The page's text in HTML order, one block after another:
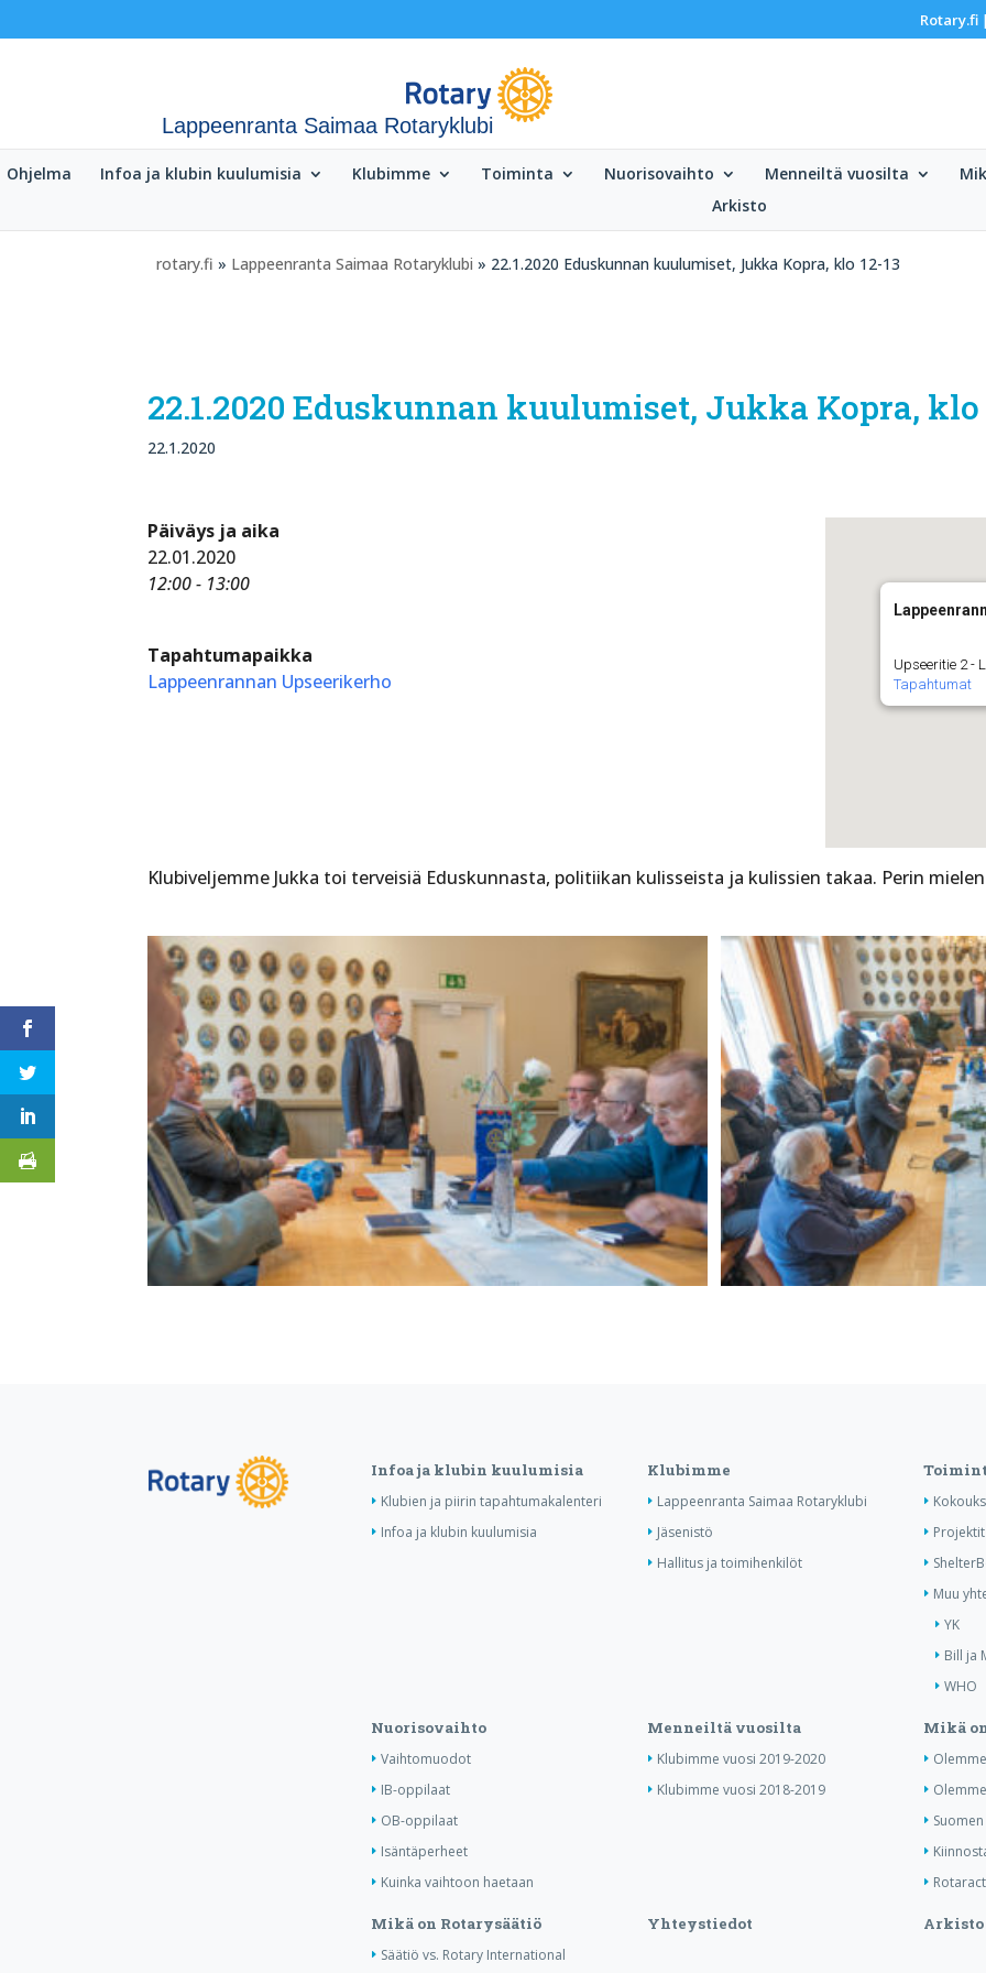
Rotary.fi
Lappeenranta Saimaa Rotaryklubi
Ohjelma Infoa ja klubin kuulumisia Klubimme Toiminta Nuorisovaihto Menneiltä vuosilta
Arkisto
rotary.fi » Lappeenranta Saimaa Rotaryklubi » 22.1.2020 Eduskunnan kuulumiset, Jukka Kopra, klo 12-13
22.1.2020 Eduskunnan kuulumiset, Jukka Kopra, klo
22.1.2020
Upseeritie 2 -
Tapahtumat
Päiväys ja aika
22.01.2020
12:00 - 13:00
Tapahtumapaikka
Lappeenrannan Upseerikerho
Klubiveljemme Jukka toi terveisiä Eduskunnasta, politiikan kulisseista ja kulissien takaa. Perin
Infoa ja klubin kuulumisia
Klubien ja piirin tapahtumakalenteri
Infoa ja klubin kuulumisia
Klubimme
Lappeenranta Saimaa Rotaryklubi
Jäsenistö
Hallitus ja toimihenkilöt
Projektit
Muu
YK
Bill ja
WHO
Nuorisovaihto
Vaihtomuodot
IB-oppilaat
OB-oppilaat
Isäntäperheet
Kuinka vaihtoon haetaan
Menneiltä vuosilta
Klubimme vuosi 2019-2020
Klubimme vuosi 2018-2019
Mikä
Mikä on Rotarysäätiö
Säätiö vs. Rotary International
Yhteystiedot Arkisto